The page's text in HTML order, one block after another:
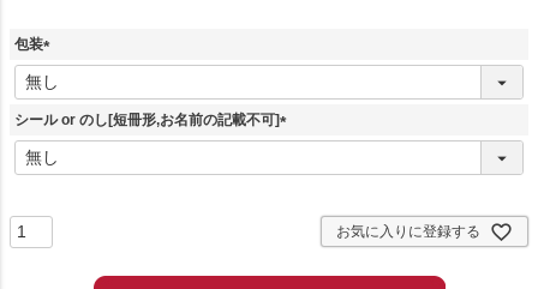
包装
(
必
須
シール or のし[短冊形,お名前の記載不可]
(
お気に入りに登録する